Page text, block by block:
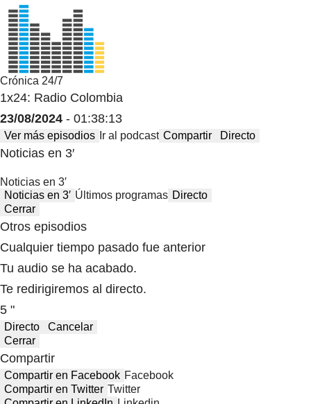
Crónica 24/7
1x24: Radio Colombia
23/08/2024 - 01:38:13
Ver más episodios Ir al podcast Compartir Directo
Noticias en 3′
Noticias en 3′
Noticias en 3′ Últimos programas Directo
Cerrar
Otros episodios
Cualquier tiempo pasado fue anterior
Tu audio se ha acabado.
Te redirigiremos al directo.
5 "
Directo
Cancelar
Cerrar
Compartir
Compartir en Facebook Facebook
Compartir en Twitter Twitter